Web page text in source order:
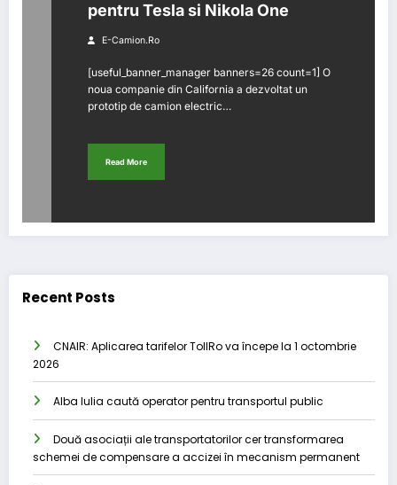
pentru Tesla si Nikola One
E-Camion.ro
[useful_banner_manager banners=26 count=1] O
noua companie din California a dezvoltat un
prototip de camion electric…
Read More
Recent Posts
CNAIR: Aplicarea tarifelor TollRo va începe la 1 octombrie
2026
Alba Iulia caută operator pentru transportul public
Două asociații ale transportatorilor cer transformarea
schemei de compensare a accizei în mecanism permanent